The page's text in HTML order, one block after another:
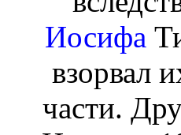
Иосифа
взорвал
части.